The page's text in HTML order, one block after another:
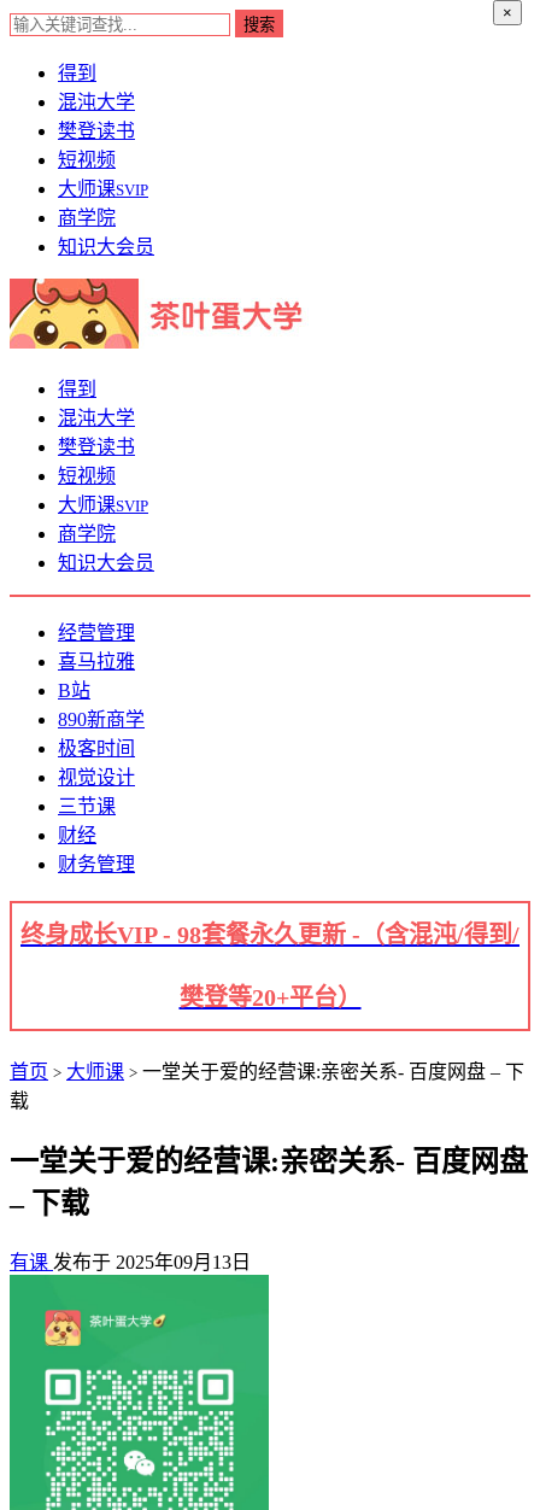
×
得到
混沌大学
樊登读书
短视频
大师课SVIP
商学院
知识大会员
得到
混沌大学
樊登读书
短视频
大师课SVIP
商学院
知识大会员
经营管理
喜马拉雅
B站
890新商学
极客时间
视觉设计
三节课
财经
财务管理
终身成长VIP - 98套餐永久更新 -（含混沌/得到/
樊登等20+平台）
首页 > 大师课 > 一堂关于爱的经营课:亲密关系- 百度网盘 – 下
载
一堂关于爱的经营课:亲密关系- 百度网盘
– 下载
有课 发布于 2025年09月13日